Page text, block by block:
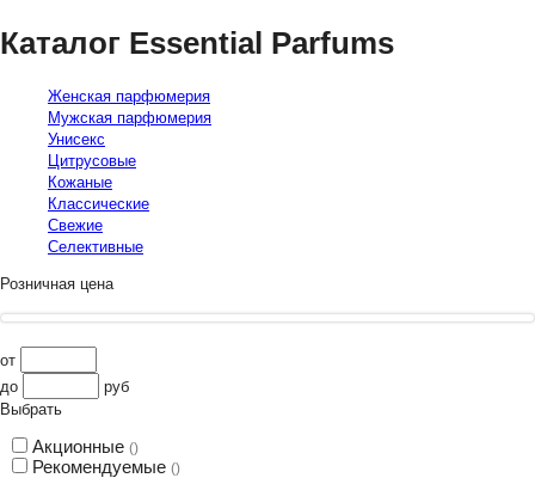
Каталог Essential Parfums
Женская парфюмерия
Мужская парфюмерия
Унисекс
Цитрусовые
Кожаные
Классические
Свежие
Селективные
Розничная цена
от
до
руб
Выбрать
Акционные ()
Рекомендуемые ()